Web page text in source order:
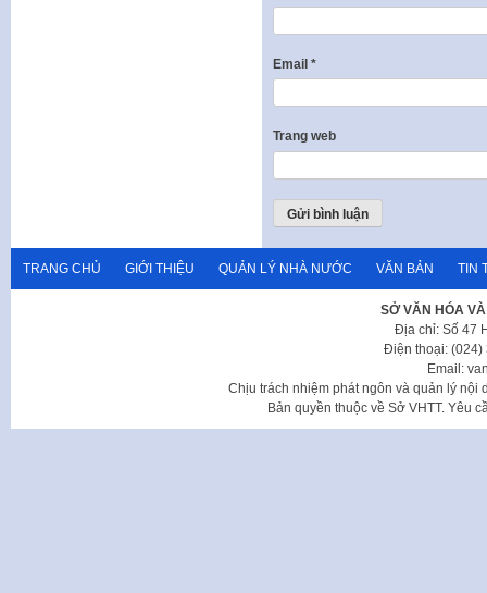
Email *
Trang web
TRANG CHỦ GIỚI THIỆU QUẢN LÝ NHÀ NƯỚC VĂN BẢN TIN
SỞ VĂN HÓA
Địa chỉ: Số 47
Điện thoại: (024)
Email:
Chịu trách nhiệm phát ngôn và quản lý nội
Bản quyền thuộc về Sở VHTT. Yêu